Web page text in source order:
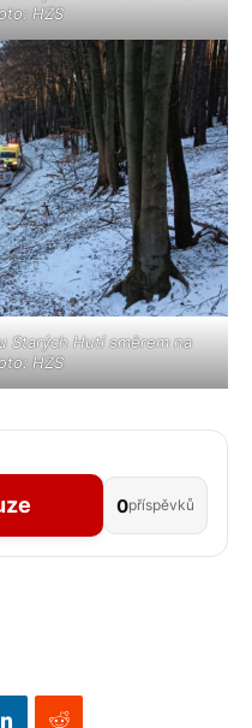
HZS
Starých Hutí směrem na
HZS
0příspěvků